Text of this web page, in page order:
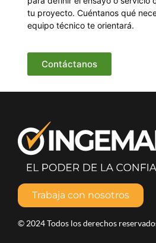
tu proyecto. Cuéntanos qué
equipo técnico te orientará.
Contáctanos
Trabaja con nosotros
© 2024 Todos los derechos